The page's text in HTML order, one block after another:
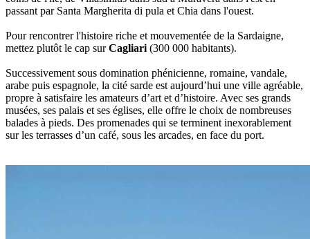
passant par Santa Margherita di pula et Chia dans l'ouest.
Pour rencontrer l'histoire riche et mouvementée de la Sardaigne,
mettez plutôt le cap surCagliari (300 000 habitants).
Successivement sous domination phénicienne, romaine, vandale,
arabe puis espagnole, la cité sarde est aujourd’hui une ville agréable,
propre à satisfaire les amateurs d’art et d’histoire. Avec ses grands
musées, ses palais et ses églises, elle offre le choix de nombreuses
balades à pieds. Des promenades qui se terminent inexorablement
sur les terrasses d’un café, sous les arcades, en face du port.